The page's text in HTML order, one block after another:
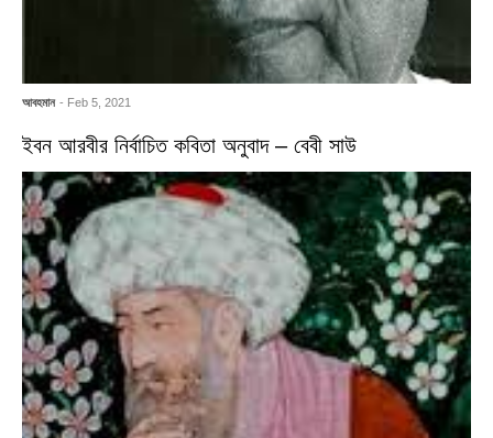
আবহমান - Feb 5, 2021
ইবন আরবীর নির্বাচিত কবিতা অনুবাদ – বেবী সাউ